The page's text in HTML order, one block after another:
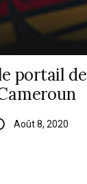
portail de
Août 8, 2020